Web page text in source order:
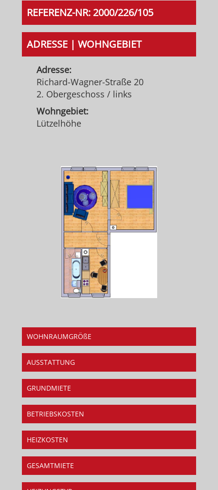
REFERENZ-NR: 2000/226/105
ADRESSE | WOHNGEBIET
Adresse:
Richard-Wagner-Straße 20
2. Obergeschoss / links
Wohngebiet:
Lützelhöhe
WOHNRAUMGRÖßE
AUSSTATTUNG
GRUNDMIETE
BETRIEBSKOSTEN
HEIZKOSTEN
GESAMTMIETE